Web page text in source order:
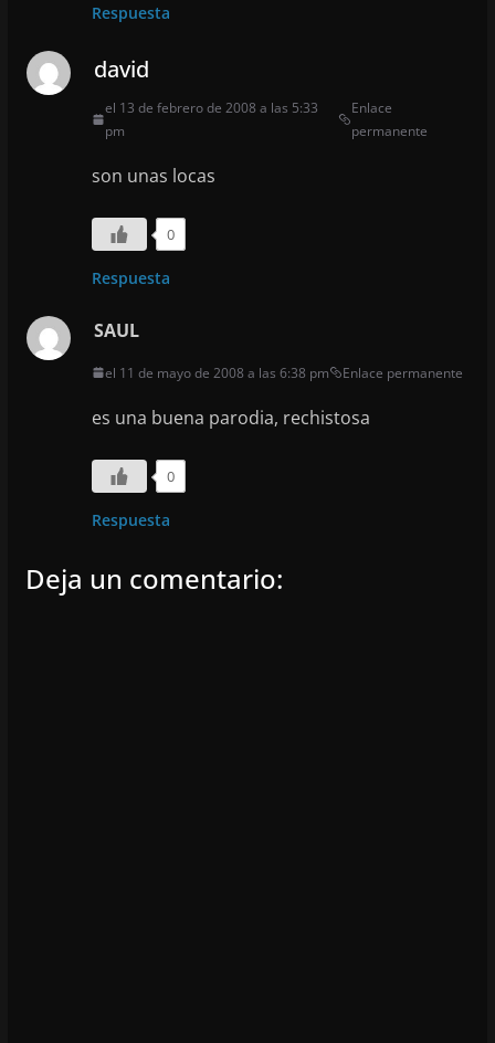
Respuesta
david
el 13 de febrero de 2008 a las 5:33
pm
Enlace
permanente
son unas locas
0
Respuesta
SAUL
el 11 de mayo de 2008 a las 6:38 pm Enlace permanente
es una buena parodia, rechistosa
0
Respuesta
Deja un comentario: